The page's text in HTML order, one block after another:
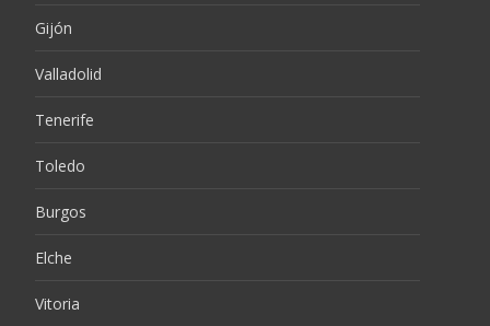
Gijón
Valladolid
Tenerife
Toledo
Burgos
Elche
Vitoria